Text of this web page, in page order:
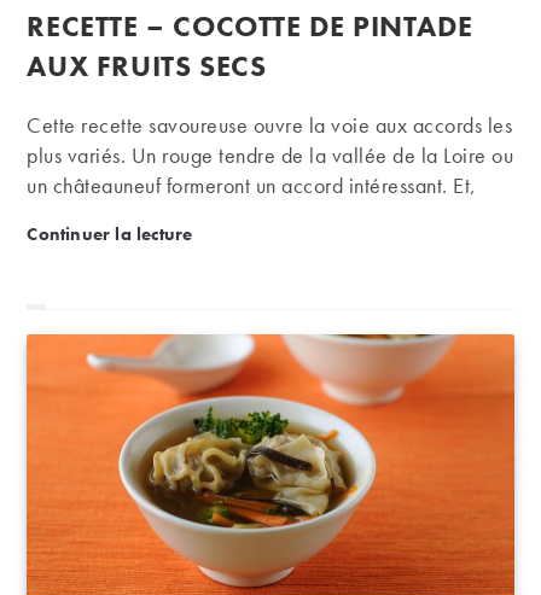
la
publication :
publiée :
RECETTE – COCOTTE DE PINTADE
AUX FRUITS SECS
Cette recette savoureuse ouvre la voie aux accords les
plus variés. Un rouge tendre de la vallée de la Loire ou
un châteauneuf formeront un accord intéressant. Et,
pourra également tenter un vin d’Alsace.
Continuer la lectureRecette – Cocotte de pintade aux fruits secs